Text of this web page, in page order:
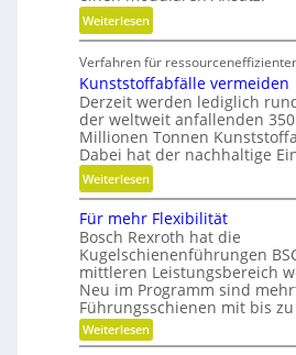
t
ä
,
D
y
n
a
m
i
k
u
n
d
P
l
a
l
g
e
w
i
n
d
e
t
r
i
e
b
u
n
d
Weiterlesen:
M
o
d
u
l
r
e
r
m
a
t
u
r
Verfahren für
Kunststoffabfälle vermeiden
Derzeit werden lediglich
der weltweit anfallenden
Millionen Tonnen
Dabei hat der nachhaltige
Weiterlesen:
K
u
n
s
s
t
o
Für mehr Flexibilität
Bosch Rexroth hat die
Kugelschienenführungen
mittleren Leistungsbereich
Neu im Programm sind
Führungsschienen mit bis
Weiterlesen:
F